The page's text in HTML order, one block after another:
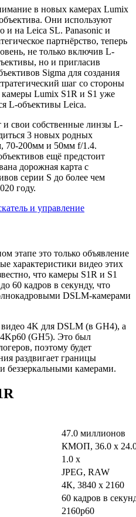
в новых камерах Lumix
Они используют
и на Leica SL. Panasonic и
партнёрство, теперь
не только включив L-
но и пригласив
Sigma для создания
шаг со стороны
камеры Lumix S1R и S1 уже
L-объективы Leica.
и свои собственные линзы L-
3 новых родных
70-200мм и 50мм f/1.4.
ещё предстоит
дорожная карта с
серии S до более чем
году.
этапе это только объявление
характеристики видео этих
что камеры S1R и S1
60 кадров в секунду, что
DSLM-камерами
видео 4K для DSLM (в GH4), а
(GH5). Это был
поэтому будет
раздвигает границы
беззеркальными камерами.
47.0 миллионов
КМОП, 36.0 x
1.0 х
JPEG, RAW
4К, 3840 x 2160
60 кадров в
2160p60